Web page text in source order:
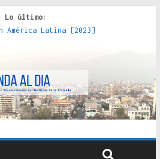
Lo último:
América Latina [2023]
[2022]
latinoamericanas [2020]
vivienda adecuada [2019]
Caja del Seguro Obrero en
emblemático [2014]